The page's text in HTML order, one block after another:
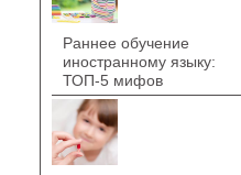
Раннее обучение
иностранному языку:
ТОП-5 мифов